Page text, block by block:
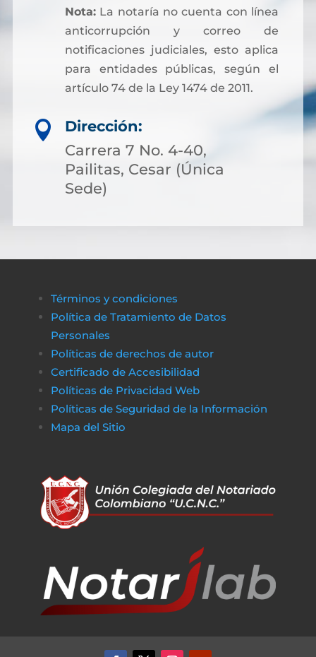
Nota:La notaría no cuenta con línea
anticorrupción y correo de
notificaciones judiciales, esto aplica
para entidades públicas, según el
artículo 74 de la Ley 1474 de 2011.

Dirección:
Carrera 7 No. 4-40,
Pailitas, Cesar (Única
Sede)
Términos y condiciones
Política de Tratamiento de Datos
Personales
Políticas de derechos de autor
Certificado de Accesibilidad
Políticas de Privacidad Web
Políticas de Seguridad de la Información
Mapa del Sitio